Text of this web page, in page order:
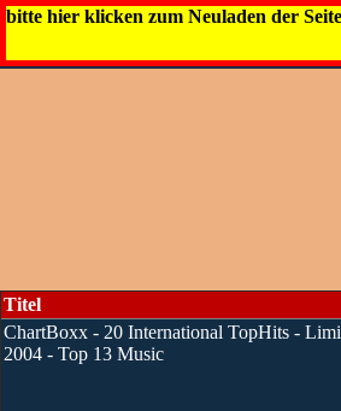
bitte hier klicken zum Neuladen der Seite
Titel
ChartBoxx - 20 International TopHits -
2004 - Top 13 Music